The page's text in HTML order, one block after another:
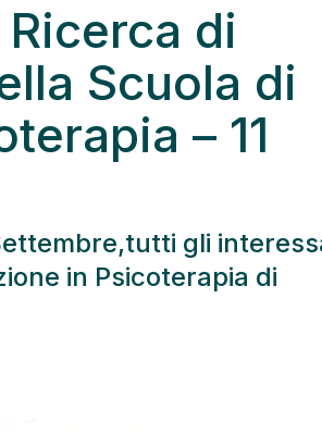
di
Scuola di
– 11
gli
in Psicoterapia di